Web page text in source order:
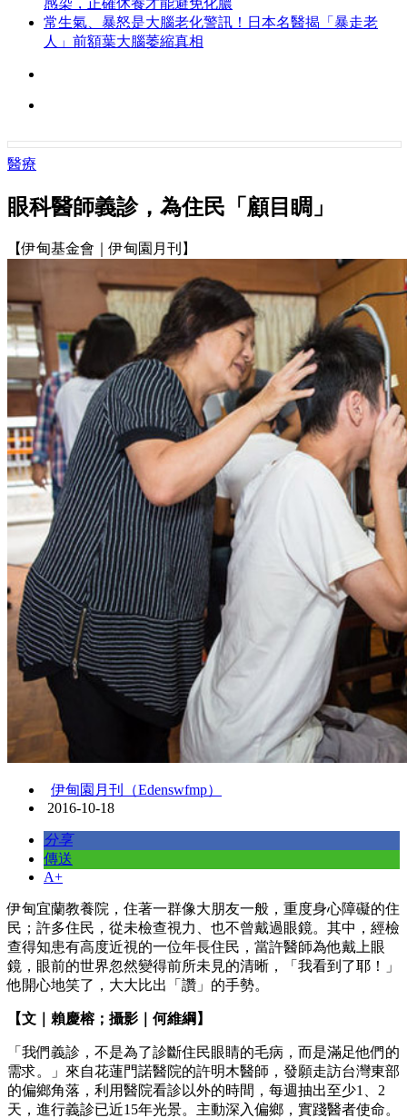
感染，正確休養才能避免化膿
常生氣、暴怒是大腦老化警訊！日本名醫揭「暴走老
人」前額葉大腦萎縮真相
醫療
眼科醫師義診，為住民「顧目睭」
【伊甸基金會｜伊甸園月刊】
伊甸園月刊（Edenswfmp）
2016-10-18
分享
傳送
A+
伊甸宜蘭教養院，住著一群像大朋友一般，重度身心障礙的住
民；許多住民，從未檢查視力、也不曾戴過眼鏡。其中，經檢
查得知患有高度近視的一位年長住民，當許醫師為他戴上眼
鏡，眼前的世界忽然變得前所未見的清晰，「我看到了耶！」
他開心地笑了，大大比出「讚」的手勢。
【文｜賴慶榕；攝影｜何維綱】
「我們義診，不是為了診斷住民眼睛的毛病，而是滿足他們的
需求。」來自花蓮門諾醫院的許明木醫師，發願走訪台灣東部
的偏鄉角落，利用醫院看診以外的時間，每週抽出至少1、2
天，進行義診已近15年光景。主動深入偏鄉，實踐醫者使命。